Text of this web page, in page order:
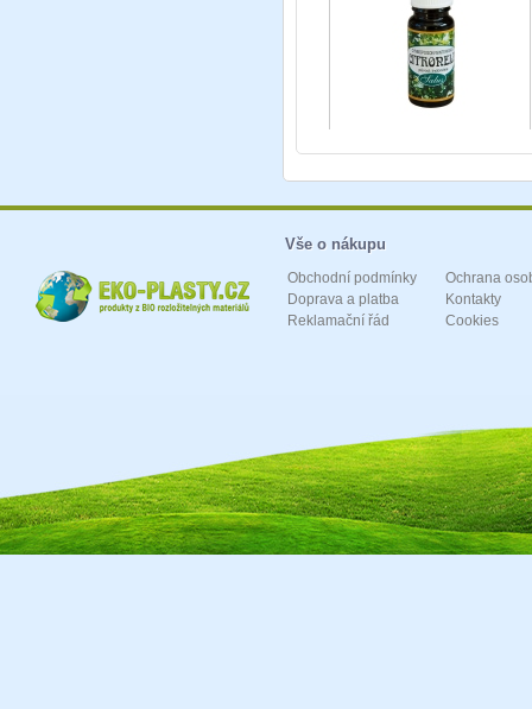
Vše o nákupu
Obchodní podmínky
Doprava a platba
Reklamační řád
Ochrana
Kontakty
Cookies